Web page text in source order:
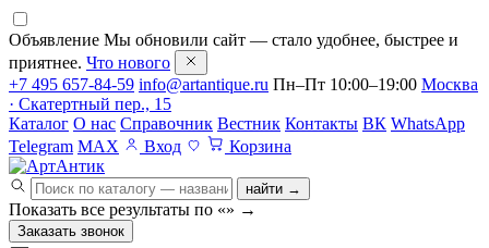
Объявление Мы обновили сайт — стало удобнее, быстрее и
приятнее. Что нового
+7 495 657-84-59 info@artantique.ru Пн–Пт 10:00–19:00 Москва
· Скатертный пер., 15
Каталог О нас Справочник Вестник Контакты ВК WhatsApp
Telegram MAX Вход Корзина
найти →
Показать все результаты по «» →
Заказать звонок